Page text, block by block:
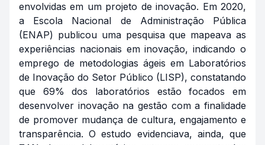
envolvidas em um projeto de inovação. Em 2020,
a Escola Nacional de Administração Pública
(ENAP) publicou uma pesquisa que mapeava as
experiências nacionais em inovação, indicando o
emprego de metodologias ágeis em Laboratórios
de Inovação do Setor Público (LISP), constatando
que 69% dos laboratórios estão focados em
desenvolver inovação na gestão com a finalidade
de promover mudança de cultura, engajamento e
transparência. O estudo evidenciava, ainda, que